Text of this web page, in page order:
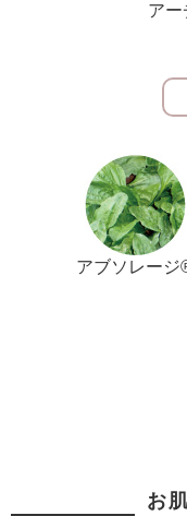
アー
アブソレージ
お